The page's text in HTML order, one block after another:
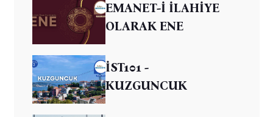
EMANET-İ İLAHİYE
OLARAK ENE
İST101 -
KUZGUNCUK